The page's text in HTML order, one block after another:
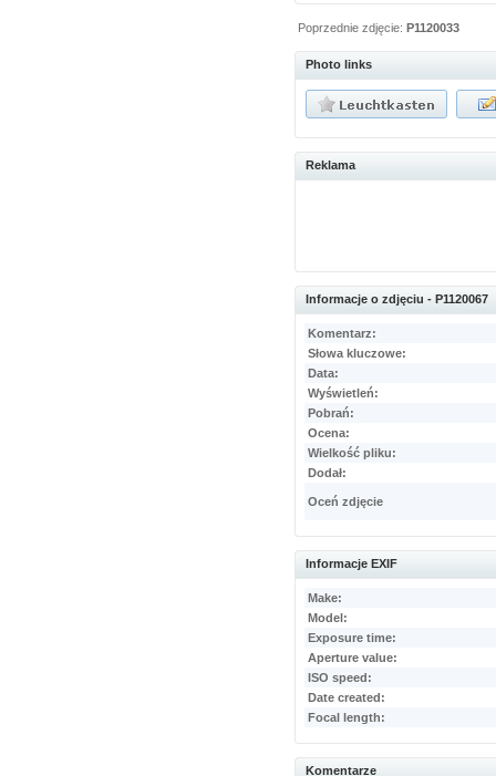
Poprzednie zdjęcie:P1120033
Photo links
Reklama
Informacje o zdjęciu - P1120067
Komentarz:
Słowa kluczowe:
Data:
Wyświetleń:
Pobrań:
Ocena:
Wielkość pliku:
Dodał:
Oceń zdjęcie
Informacje EXIF
Make:
Model:
Exposure time:
Aperture value:
ISO speed:
Date created:
Focal length:
Komentarze